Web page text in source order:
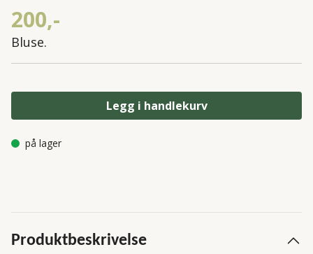
200,-
Bluse.
Legg i handlekurv
på lager
Produktbeskrivelse